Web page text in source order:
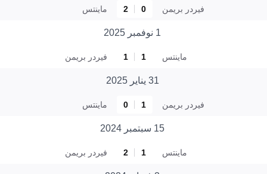
فيردر بريمن 0
2 ماينتس
1 نوفمبر 2025
ماينتس 1
1 فيردر بريمن
31 يناير 2025
فيردر بريمن 1
0 ماينتس
15 سبتمبر 2024
ماينتس 1
2 فيردر بريمن